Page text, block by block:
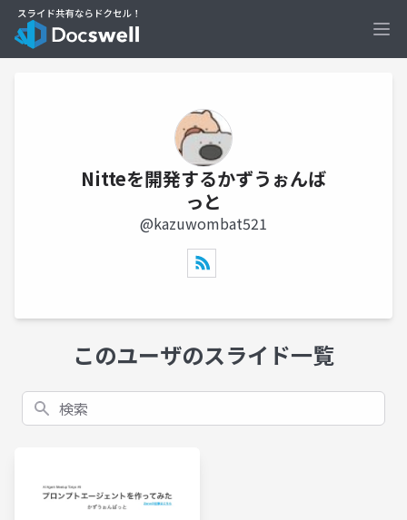
Nitteを開発するかずうぉんば
っと
@kazuwombat521
このユーザのスライド一覧
検索